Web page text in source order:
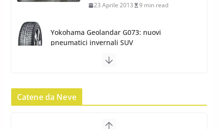
23 Aprile 2013 9 min read
Yokohama Geolandar G073: nuovi
pneumatici invernali SUV
17 Febbraio 2022 6 min read
Catene da Neve